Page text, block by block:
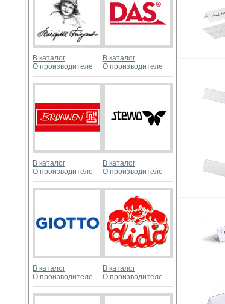
В каталог
О производителе
В каталог
О производителе
В каталог
О производителе
В каталог
О производителе
В каталог
О производителе
В каталог
О производителе